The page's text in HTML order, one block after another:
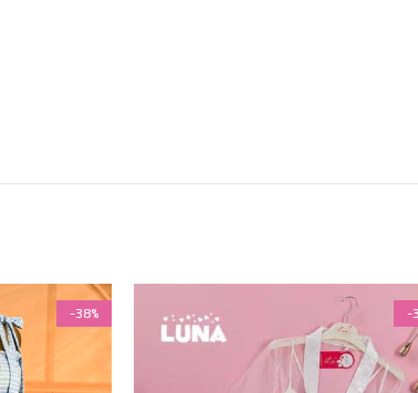
-
-38%